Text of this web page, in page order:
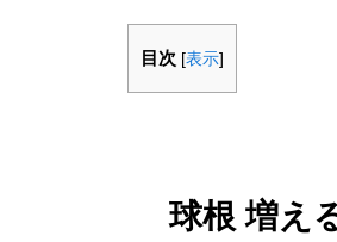
目次 [表示]
球根 増え